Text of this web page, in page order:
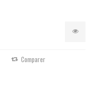
Comparer